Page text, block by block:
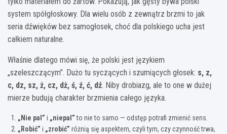
system spółgłoskowy. Dla wielu osób z zewnątrz brzmi to jak
seria dźwięków bez samogłosek, choć dla polskiego ucha jest
całkiem naturalne.
Właśnie dlatego mówi się, że polski jest językiem
„szeleszczącym”. Dużo tu syczących i szumiących głosek: s, z,
c, dz, sz, ż, cz, dż, ś, ź, ć, dź. Niby drobiazg, ale to one w dużej
mierze budują charakter brzmienia całego języka.
„Nie pal” i „niepal”to nie to samo — odstęp potrafi zmienić sens.
„Robić” i „zrobić” różnią się aspektem, czyli tym, czy czynność trwa,